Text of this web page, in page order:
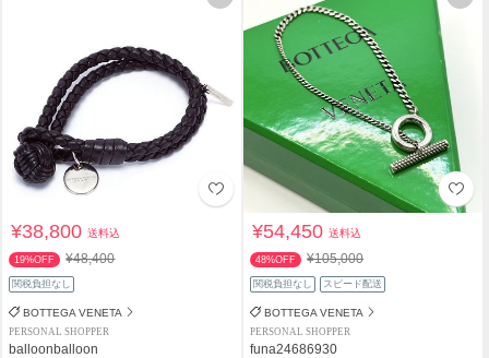
¥38,800送料込
19%OFF ¥48,400
関税負担なし
BOTTEGA VENETA
PERSONAL SHOPPER
balloonballoon
¥54,450送料込
48%OFF ¥105,000
関税負担なし スピード配送
BOTTEGA VENETA
PERSONAL SHOPPER
funa24686930